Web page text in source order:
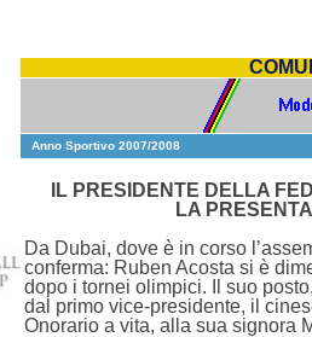
Anno Sportivo 2007/2008
IL PRESIDENTE DELLA
LA
Da Dubai, dove è in corso
conferma: Ruben Acosta si è
dopo i tornei olimpici. Il suo
dal primo vice-presidente, il
Onorario a vita, alla sua signora